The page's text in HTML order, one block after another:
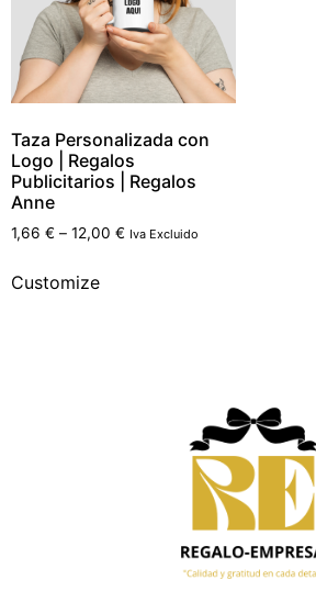
Taza Personalizada con
Logo | Regalos
Publicitarios | Regalos
Anne
1,66 € – 12,00 € Iva Excluido
Customize